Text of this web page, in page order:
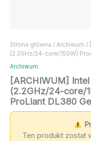
Strona główna / Archiwum /
(2.2GHz/24-core/150W)
Archiwum
[ARCHIWUM]
(2.2GHz/24-core/
ProLiant DL380
Ten produkt